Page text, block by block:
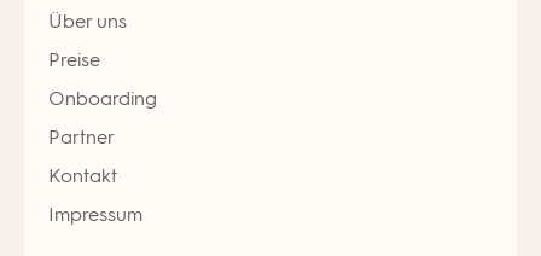
Über uns
Preise
Onboarding
Partner
Kontakt
Impressum